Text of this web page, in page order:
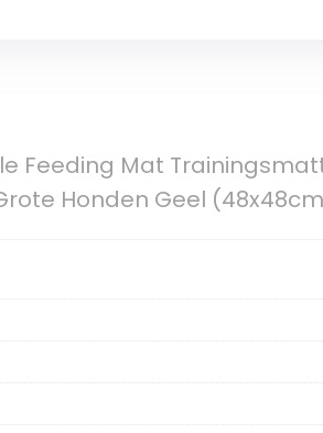
Feeding Mat
Honden Geel